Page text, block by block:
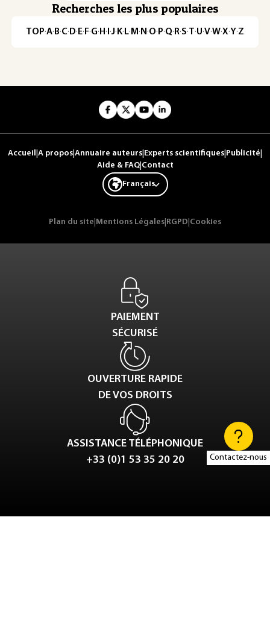
Contactez-nous
Recherches les plus populaires
TOP·A·B·C· D· E· F·G· H · ·J· K· L· M · N ·O· P·Q· R·S·T·U·V·W·X·Y·Z
Accueil A propos Annuaire auteurs Experts scientifiques Publicité
Aide & FAQ| Contact
Français
Plan du site Mentions Légales RGPD Cookies
PAIEMENT
SÉCURISÉ
OUVERTURE RAPIDE
DE VOS DROITS
ASSISTANCE TÉLÉPHONIQUE
+33 (0)1 53 35 20 20